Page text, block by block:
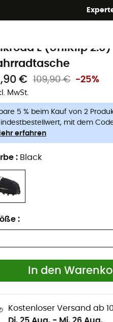
Fahrradtaschen
L (UniKlip 2.0)
€
109,90 € -25%
MwSt.
5 % beim Kauf von 2
mit dem
erfahren
: Black
:
In den
Kostenloser Versand ab